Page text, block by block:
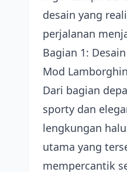
desain yang
perjalanan
Bagian 1:
Mod
Dari bagian
sporty dan
lengkungan
utama yang
mempercantik